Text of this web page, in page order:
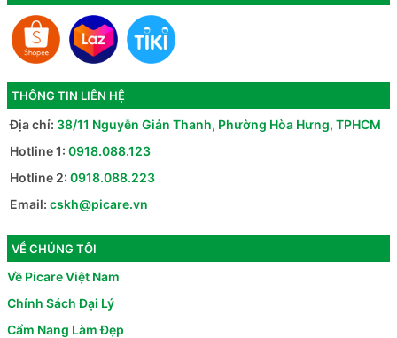
THÔNG TIN LIÊN HỆ
Địa chỉ: 38/11 Nguyễn Giản Thanh, Phường Hòa Hưng, TPHCM
Hotline 1: 0918.088.123
Hotline 2: 0918.088.223
Email: cskh@picare.vn
VỀ CHÚNG TÔI
Về Picare Việt Nam
Chính Sách Đại Lý
Cẩm Nang Làm Đẹp